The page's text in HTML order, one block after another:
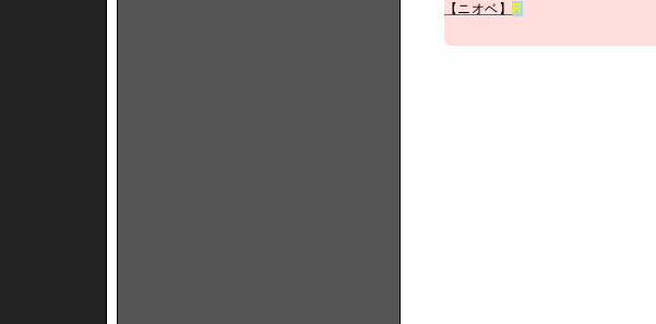
【ニオベ】
R